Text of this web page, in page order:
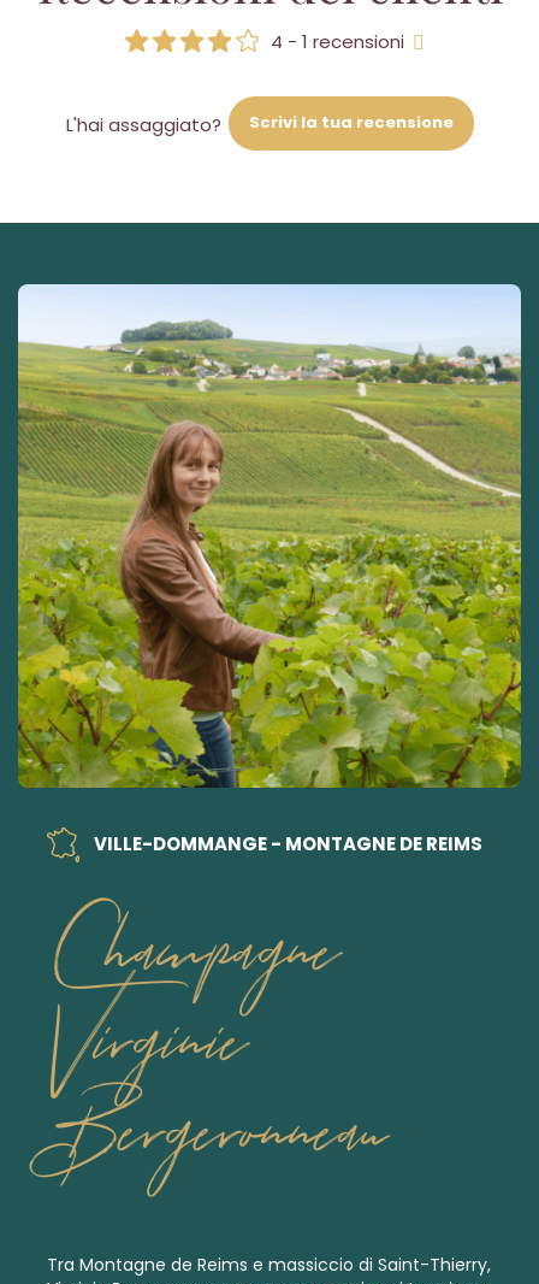
4 - 1 recensioni
L'hai assaggiato? Scrivi la tua recensione
VILLE-DOMMANGE - MONTAGNE DE REIMS
Champagne
Virginie
Bergeronneau
Tra Montagne de Reims e massiccio di Saint-Thierry,